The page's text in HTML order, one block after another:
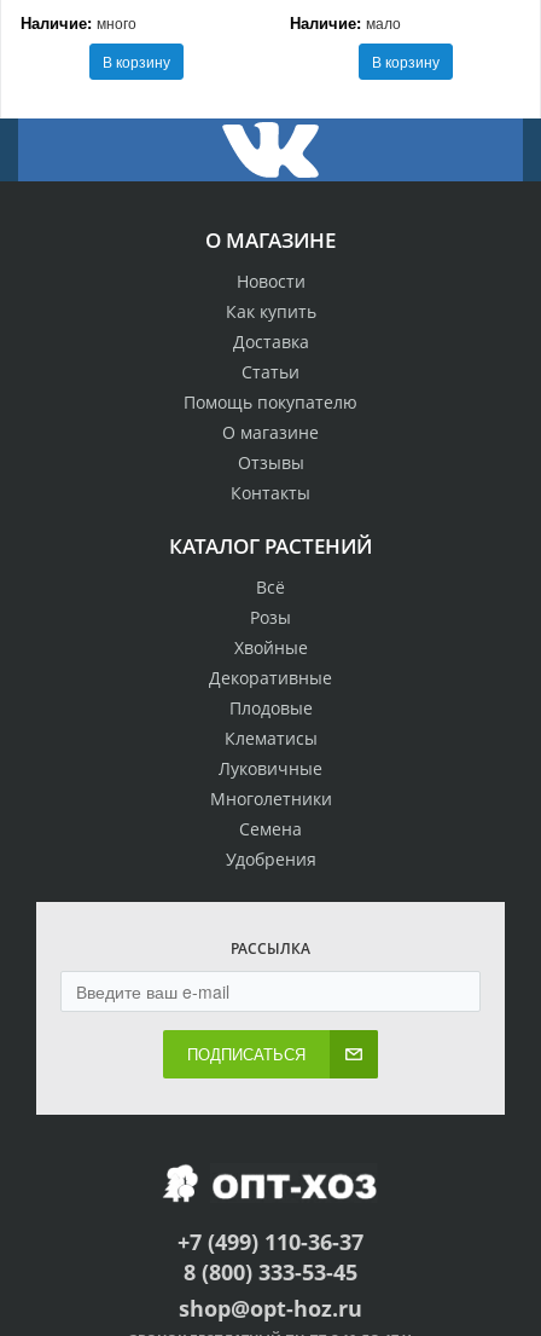
Наличие: много
В корзину
Наличие: мало
В корзину
О МАГАЗИНЕ
Новости
Как купить
Доставка
Статьи
Помощь покупателю
О магазине
Отзывы
Контакты
КАТАЛОГ РАСТЕНИЙ
Всё
Розы
Хвойные
Декоративные
Плодовые
Клематисы
Луковичные
Многолетники
Семена
Удобрения
РАССЫЛКА
ПОДПИСАТЬСЯ
+7 (499) 110-36-37
8 (800) 333-53-45
shop@opt-hoz.ru